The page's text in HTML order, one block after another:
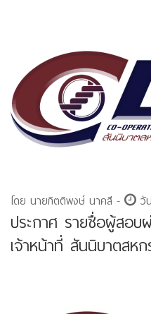
โดย นายกิตติพงษ์ นาคสี - วั
ประกาศ รายชื่อผู้สอบ
เจ้าหน้าที่ สันนิบาตสห